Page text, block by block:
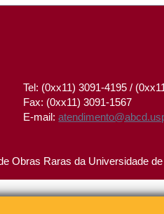
Tel: (0xx11) 3091-4195 /
Fax: (0xx11) 3091-1567
E-mail:
Obras Raras da Universidade